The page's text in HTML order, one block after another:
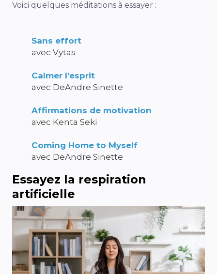
Voici quelques méditations à essayer :
Sans effort
avec Vytas
Calmer l’esprit
avec DeAndre Sinette
Affirmations de motivation
avec Kenta Seki
Coming Home to Myself
avec DeAndre Sinette
Essayez la respiration
artificielle